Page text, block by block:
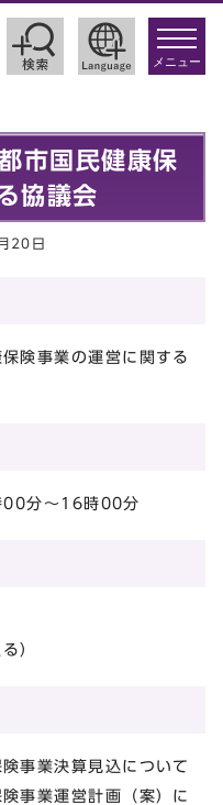
toggle
メニュー
市国民健康保
協議会
20日
険事業の運営に関する
00分～16時00分
）
事業決算見込について
事業運営計画（案）に